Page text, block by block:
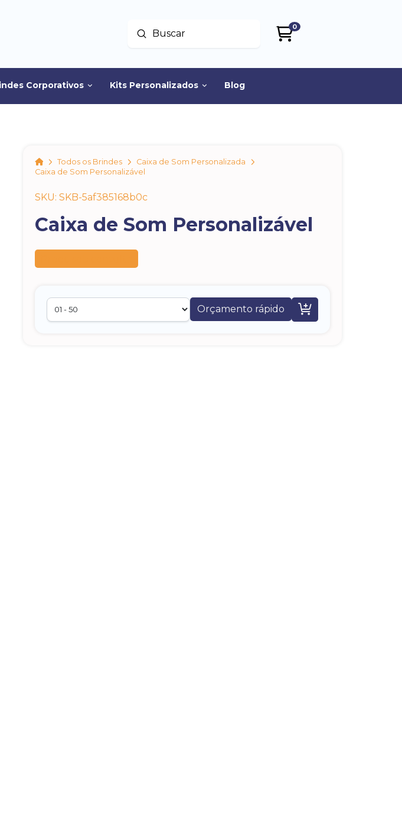
Buscar
Enviar
0
Corporativos Kits Personalizados Blog
HomeTodos os Brindes
Caixa de Som Personalizada
Caixa de Som Personalizável
SKU: SKB-5af385168b0c
Caixa de Som Personalizável
Orçamento rápido 